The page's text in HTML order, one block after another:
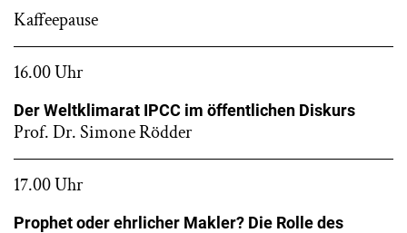
Kaffeepause
16.00 Uhr
Der Weltklimarat IPCC im öffentlichen Diskurs
Prof. Dr. Simone Rödder
17.00 Uhr
Prophet oder ehrlicher Makler? Die Rolle des